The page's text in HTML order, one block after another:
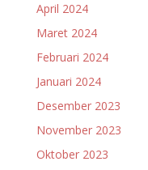
April 2024
Maret 2024
Februari 2024
Januari 2024
Desember 2023
November 2023
Oktober 2023